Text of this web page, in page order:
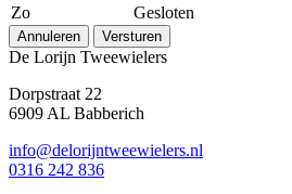
Zo
Gesloten
Annuleren Versturen
De Lorijn Tweewielers
Dorpstraat 22
6909 AL Babberich
info@delorijntweewielers.nl
0316 242 836